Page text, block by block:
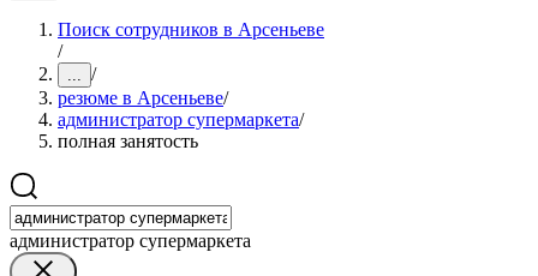
Поиск сотрудников в Арсеньеве
/
... /
резюме в Арсеньеве/
администратор супермаркета/
полная занятость
администратор супермаркета